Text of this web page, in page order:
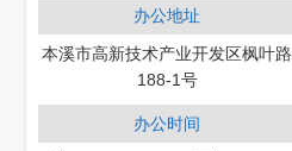
办公地址
本溪市高新技术产业开发区枫叶路
188-1号
办公时间